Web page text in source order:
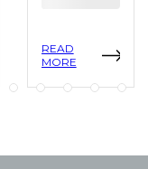
READ
MORE